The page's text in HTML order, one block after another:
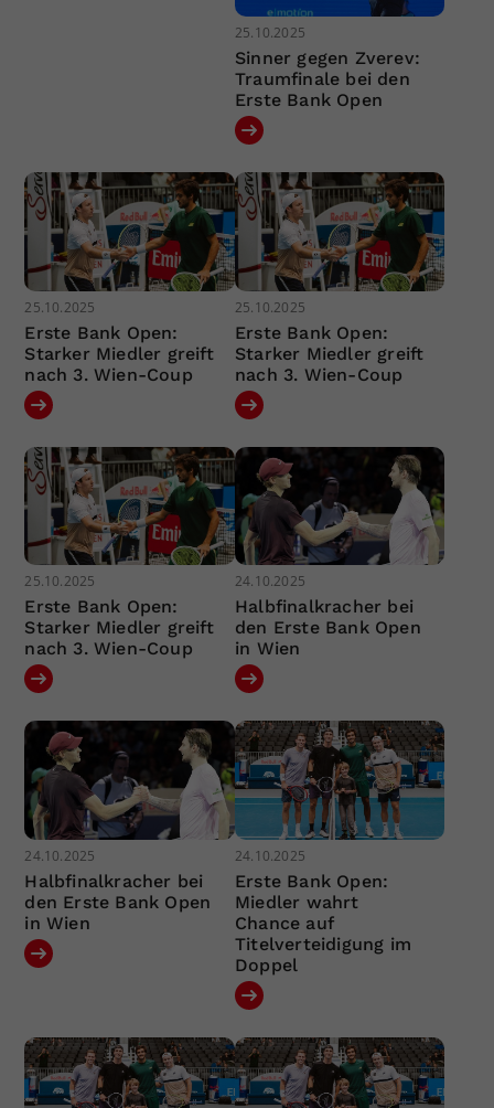
25.10.2025
Sinner gegen Zverev:
Traumfinale bei den
Erste Bank Open
25.10.2025
Erste Bank Open:
Starker Miedler greift
nach 3. Wien-Coup
25.10.2025
Erste Bank Open:
Starker Miedler greift
nach 3. Wien-Coup
25.10.2025
Erste Bank Open:
Starker Miedler greift
nach 3. Wien-Coup
24.10.2025
Halbfinalkracher bei
den Erste Bank Open
in Wien
24.10.2025
Halbfinalkracher bei
den Erste Bank Open
in Wien
24.10.2025
Erste Bank Open:
Miedler wahrt
Chance auf
Titelverteidigung im
Doppel